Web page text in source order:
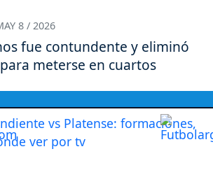
8 / 2026
fue contundente y eliminó
meterse en cuartos